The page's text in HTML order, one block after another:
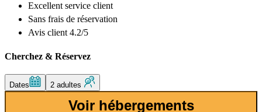
Excellent service client
Sans frais de réservation
Avis client 4.2/5
Cherchez & Réservez
Dates 2 adultes
Voir hébergements